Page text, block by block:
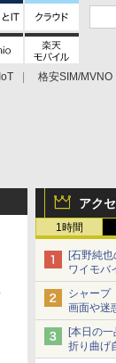
IoT
格安SIM/MVNO
アク
1時間
[石野純
ワイモ
身向け「
点
シャープ
画面や迷
クの法人
[本日の
折り曲げ